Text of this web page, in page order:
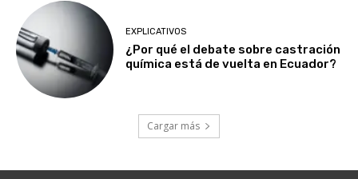
EXPLICATIVOS
¿Por qué el debate sobre castración
química está de vuelta en Ecuador?
Cargar más